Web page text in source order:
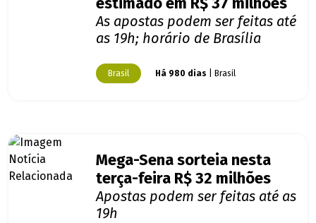
As apostas podem ser feitas até
as 19h; horário de Brasília
Brasil Há 980 dias | Brasil
Mega-Sena sorteia nesta
terça-feira R$ 32 milhões
Apostas podem ser feitas até as
19h